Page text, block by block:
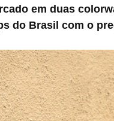
em duas
do Brasil com o